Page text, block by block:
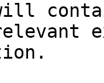
will